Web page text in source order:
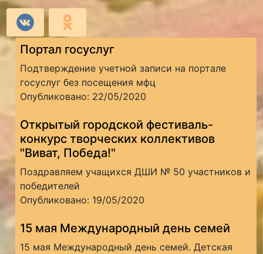
Портал госуслуг
Подтверждение учетной записи на портале
госуслуг без посещения мфц
Опубликовано: 22/05/2020
Открытый городской фестиваль-
конкурс творческих коллективов
"Виват, Победа!"
Поздравляем учащихся ДШИ № 50 участников и
победителей
Опубликовано: 19/05/2020
15 мая Международный день семей
15 мая Международный день семей. Детская